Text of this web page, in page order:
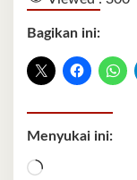
Bagikan ini:
Menyukai ini:
Memuat...